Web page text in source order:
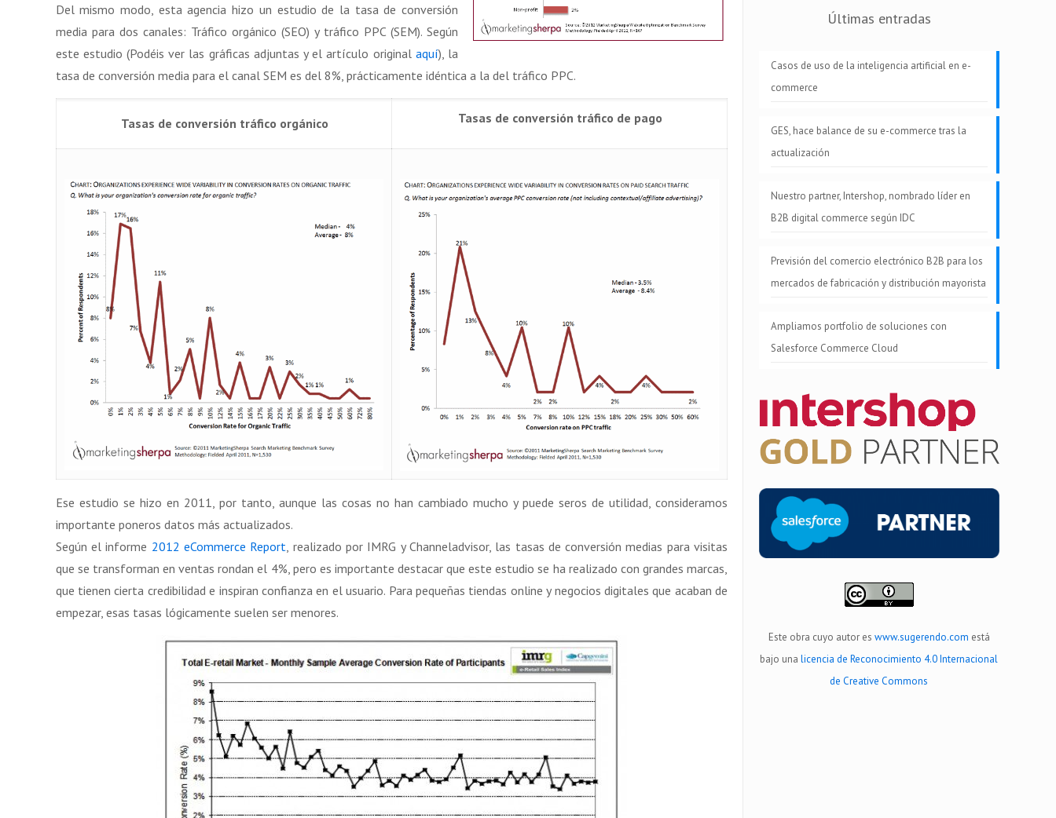
Del mismo modo, esta agencia hizo un estudio de la tasa de conversión
media para dos canales: Tráfico orgánico (SEO) y tráfico PPC (SEM). Según
este estudio (Podéis ver las gráficas adjuntas y el artículo original aquí), la
tasa de conversión media para el canal SEM es del 8%, prácticamente idéntica a la del tráfico PPC.
Tasas de conversión tráfico orgánico Tasas de conversión tráfico de pago
Ese estudio se hizo en 2011, por tanto, aunque las cosas no han cambiado mucho y puede seros de utilidad, consideramos
importante poneros datos más actualizados.
Según el informe 2012 eCommerce Report , realizado por IMRG y Channeladvisor, las tasas de conversión medias para visitas
que se transforman en ventas rondan el 4%, pero es importante destacar que este estudio se ha realizado con grandes marcas,
que tienen cierta credibilidad e inspiran confianza en el usuario. Para pequeñas tiendas online y negocios digitales que acaban de
empezar, esas tasas lógicamente suelen ser menores.
Últimas entradas
Casos de uso de la inteligencia artificial en e-
commerce
GES, hace balance de su e-commerce tras la
actualización
Nuestro partner, Intershop, nombrado líder en
B2B digital commerce según IDC
Previsión del comercio electrónico B2B para los
mercados de fabricación y distribución mayorista
Ampliamos portfolio de soluciones con
Salesforce Commerce Cloud
Este obra cuyo autor es www.sugerendo.com está
bajo unalicencia de Reconocimiento 4.0 Internacional
de Creative Commons